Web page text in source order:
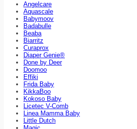
Angelcare
Aquascale
Babymoov
Badabulle
Beaba
Biarritz
Curaprox
Diaper Genie®
Done by Deer
Doomoo
Effiki
Frida Baby
KikkaBoo
Kokoso Baby
Licetec V-Comb
Linea Mamma Baby
Little Dutch